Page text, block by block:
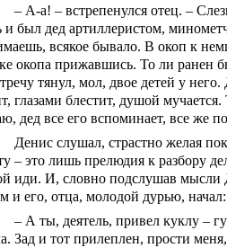
– А-а! – встрепенулся отец. –
и был дед артиллеристом,
всякое бывало. В окоп к
окопа прижавшись. То ли ранен
тянул, мол, двое детей у
глазами блестит, душой
дед все его вспоминает, все же
Денис слушал, страстно желая
– это лишь прелюдия к разбору
иди. И, словно подслушав мысли
и его, отца, молодой дурью, начал:
– А ты, деятель, привел куклу –
Зад и тот прилеплен, прости